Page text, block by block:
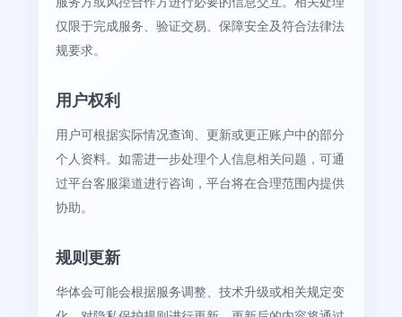
仅限于完成服务、验证交易、保障安全及符合法律法
规要求。
用户权利
用户可根据实际情况查询、更新或更正账户中的部分
个人资料。如需进一步处理个人信息相关问题，可通
过平台客服渠道进行咨询，平台将在合理范围内提供
协助。
规则更新
华体会可能会根据服务调整、技术升级或相关规定变